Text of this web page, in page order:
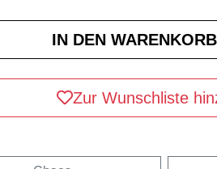
Zur Wunschliste